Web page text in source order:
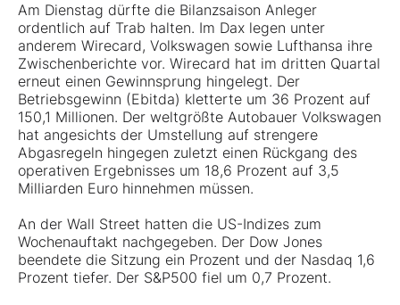
Kontakt
Am Dienstag dürfte die Bilanzsaison Anleger
ordentlich auf Trab halten. Im Dax legen unter
anderem Wirecard, Volkswagen sowie Lufthansa ihre
Zwischenberichte vor. Wirecard hat im dritten Quartal
erneut einen Gewinnsprung hingelegt. Der
Betriebsgewinn (Ebitda) kletterte um 36 Prozent auf
150,1 Millionen. Der weltgrößte Autobauer Volkswagen
hat angesichts der Umstellung auf strengere
Abgasregeln hingegen zuletzt einen Rückgang des
operativen Ergebnisses um 18,6 Prozent auf 3,5
Milliarden Euro hinnehmen müssen.
An der Wall Street hatten die US-Indizes zum
Wochenauftakt nachgegeben. Der Dow Jones
beendete die Sitzung ein Prozent und der Nasdaq 1,6
Prozent tiefer. Der S&P500 fiel um 0,7 Prozent.